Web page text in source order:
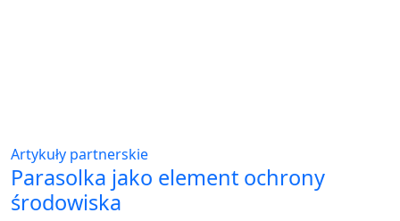
Artykuły partnerskie
Parasolka jako element ochrony
środowiska